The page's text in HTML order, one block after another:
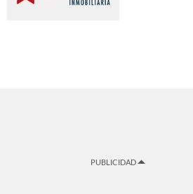
PUBLICIDAD